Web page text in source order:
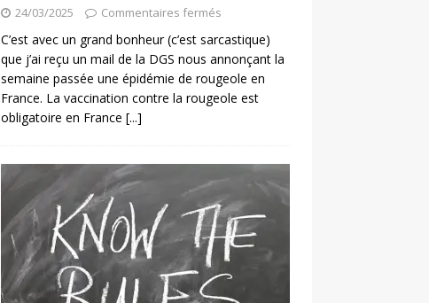
24/03/2025 Commentaires fermés
C’est avec un grand bonheur (c’est sarcastique)
que j’ai reçu un mail de la DGS nous annonçant la
semaine passée une épidémie de rougeole en
France. La vaccination contre la rougeole est
obligatoire en France [...]